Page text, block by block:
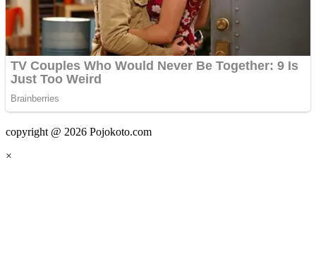
copyright @ 2026 Pojokoto.com
×